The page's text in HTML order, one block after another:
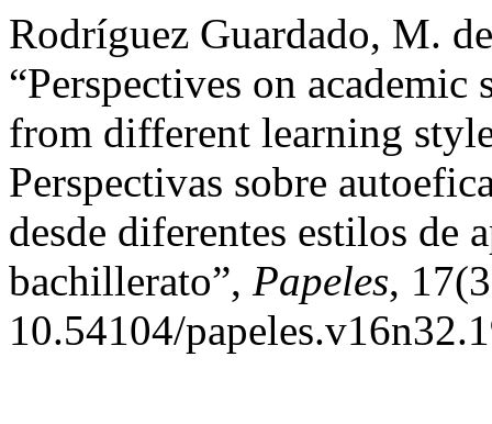
Rodríguez Guardado, M.
“Perspectives on
from different learning
Perspectivas sobre
desde diferentes estilos de
bachillerato”, Papeles,
10.54104/